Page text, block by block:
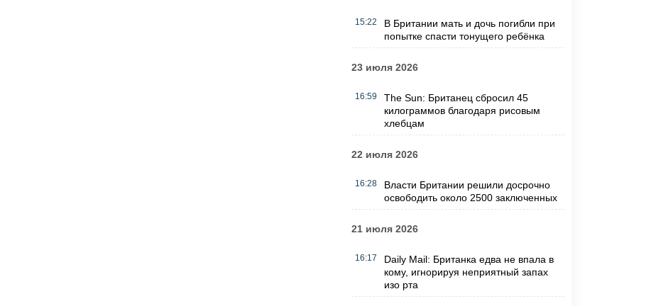
15:22
В Британии мать и дочь погибли при
попытке спасти тонущего ребёнка
23 июля 2026
16:59
The Sun: Британец сбросил 45
килограммов благодаря рисовым
хлебцам
22 июля 2026
16:28
Власти Британии решили досрочно
освободить около 2500 заключенных
21 июля 2026
16:17
Daily Mail: Британка едва не впала в
кому, игнорируя неприятный запах
изо рта